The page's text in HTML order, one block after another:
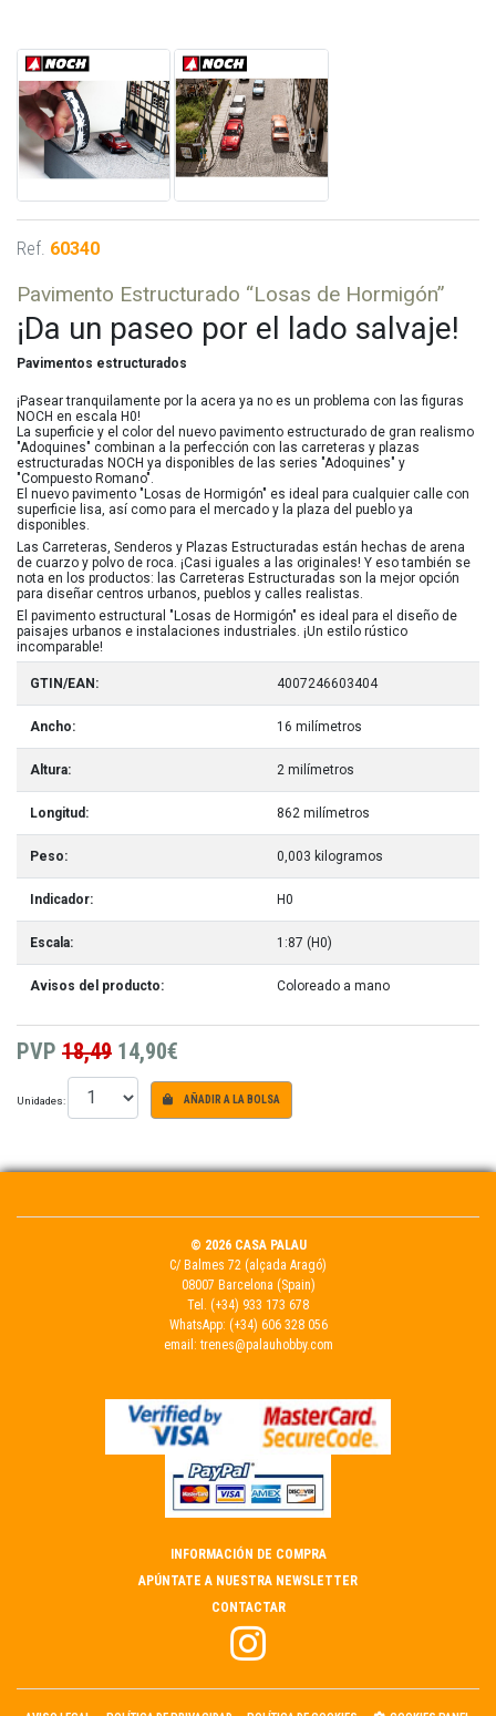
Ref. 60340
Pavimento Estructurado “Losas de Hormigón”
¡Da un paseo por el lado salvaje!
Pavimentos estructurados
¡Pasear tranquilamente por la acera ya no es un problema con las figuras
NOCH en escala H0!
La superficie y el color del nuevo pavimento estructurado de gran realismo
"Adoquines" combinan a la perfección con las carreteras y plazas
estructuradas NOCH ya disponibles de las series "Adoquines" y
"Compuesto Romano".
El nuevo pavimento "Losas de Hormigón" es ideal para cualquier calle con
superficie lisa, así como para el mercado y la plaza del pueblo ya
disponibles.
Las Carreteras, Senderos y Plazas Estructuradas están hechas de arena
de cuarzo y polvo de roca. ¡Casi iguales a las originales! Y eso también se
nota en los productos: las Carreteras Estructuradas son la mejor opción
para diseñar centros urbanos, pueblos y calles realistas.
El pavimento estructural "Losas de Hormigón" es ideal para el diseño de
paisajes urbanos e instalaciones industriales. ¡Un estilo rústico
incomparable!
GTIN/EAN: 4007246603404
Ancho: 16 milímetros
Altura: 2 milímetros
Longitud: 862 milímetros
Peso: 0,003 kilogramos
Indicador: H0
Escala: 1:87 (H0)
Avisos del producto: Coloreado a mano
PVP 18,49 14,90€
Unidades: AÑADIR A LA BOLSA
© 2026 CASA PALAU
C/ Balmes 72 (alçada Aragó)
08007 Barcelona (Spain)
Tel. (+34) 933 173 678
WhatsApp: (+34) 606 328 056
email: trenes@palauhobby.com
INFORMACIÓN DE COMPRA
APÚNTATE A NUESTRA NEWSLETTER
CONTACTAR